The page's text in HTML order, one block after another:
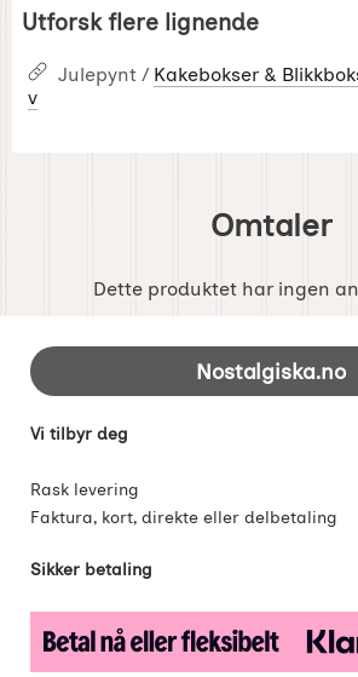
Utforsk flere lignende
Julepynt / Kakebokser &
v
Omtaler
Dette produktet har ingen
Footer-innhold Blandet
Nostalgiska.no
Vi tilbyr deg
Rask levering
Faktura, kort, direkte eller delbetaling
Sikker betaling